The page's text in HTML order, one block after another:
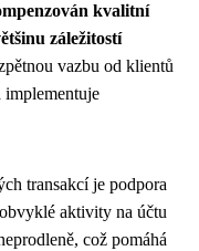
kvalitní
záležitostí
vazbu od klientů
transakcí je podpora
aktivity na účtu
což pomáhá